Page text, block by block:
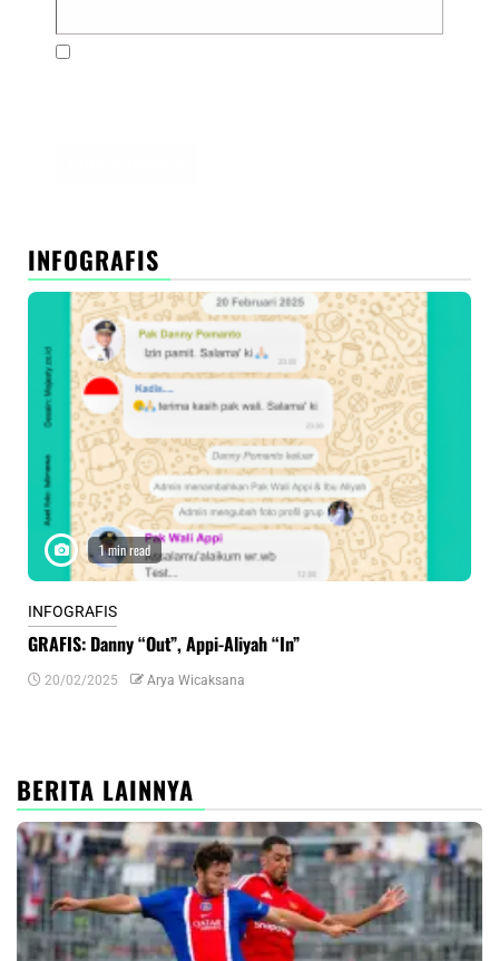
INFOGRAFIS
1 min read
INFOGRAFIS
GRAFIS: Danny “Out”, Appi-Aliyah “In”
20/02/2025 Arya Wicaksana
BERITA LAINNYA